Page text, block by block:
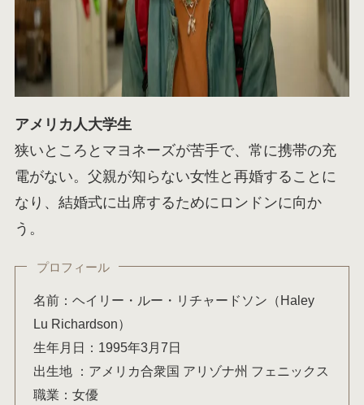
アメリカ人大学生
狭いところとマヨネーズが苦手で、常に携帯の充
電がない。父親が知らない女性と再婚することに
なり、結婚式に出席するためにロンドンに向か
う。
プロフィール
名前：ヘイリー・ルー・リチャードソン（Haley
Lu Richardson）
生年月日：1995年3月7日
出生地 ：アメリカ合衆国 アリゾナ州 フェニックス
職業：女優